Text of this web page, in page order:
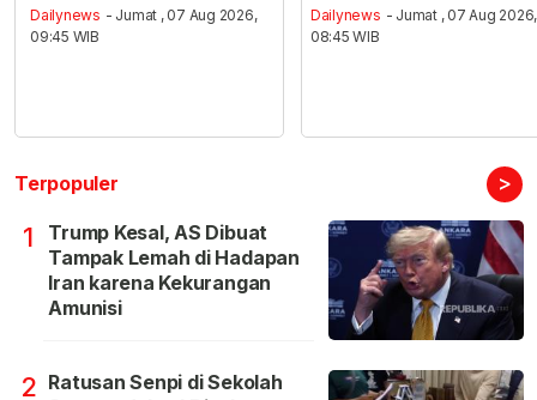
Dailynews - Jumat , 07 Aug 2026,
09:45 WIB
Dailynews - Jumat , 07 Aug 2026,
08:45 WIB
Terpopuler >
1
Trump Kesal, AS Dibuat
Tampak Lemah di Hadapan
Iran karena Kekurangan
Amunisi
2 Ratusan Senpi di Sekolah